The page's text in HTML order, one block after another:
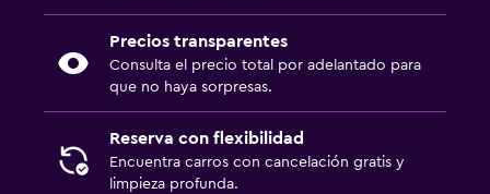
Precios transparentes
Consulta el precio total por adelantado para
que no haya sorpresas.
Reserva con flexibilidad
Encuentra carros con cancelación gratis y
limpieza profunda.